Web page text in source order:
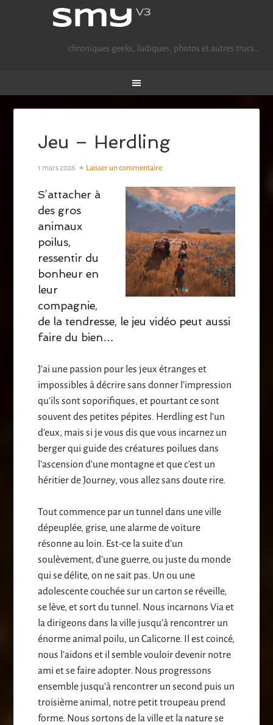
chroniques geeks, ludiques, photos et autres trucs…
Jeu – Herdling
1 mars 2026 Laisser un commentaire
S’attacher à
des gros
animaux
poilus,
ressentir du
bonheur en
leur
compagnie,
de la tendresse, le jeu vidéo peut aussi
faire du bien…
J’ai une passion pour les jeux étranges et
impossibles à décrire sans donner l’impression
qu’ils sont soporifiques, et pourtant ce sont
souvent des petites pépites. Herdling est l’un
d’eux, mais si je vous dis que vous incarnez un
berger qui guide des créatures poilues dans
l’ascension d’une montagne et que c’est un
héritier de Journey, vous allez sans doute rire.
Tout commence par un tunnel dans une ville
dépeuplée, grise, une alarme de voiture
résonne au loin. Est-ce la suite d’un
soulèvement, d’une guerre, ou juste du monde
qui se délite, on ne sait pas. Un ou une
adolescente couchée sur un carton se réveille,
se lève, et sort du tunnel. Nous incarnons Via et
la dirigeons dans la ville jusqu’à rencontrer un
énorme animal poilu, un Calicorne. Il est coincé,
nous l’aidons et il semble vouloir devenir notre
ami et se faire adopter. Nous progressons
ensemble jusqu’à rencontrer un second puis un
troisième animal, notre petit troupeau prend
forme. Nous sortons de la ville et la nature se